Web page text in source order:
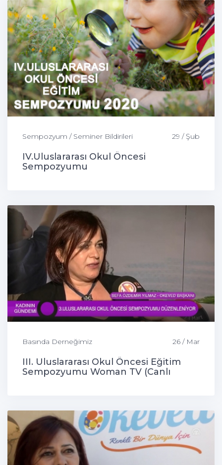
Sempozyum / Seminer Bildirileri 29 / Şub
IV.Uluslararası Okul Öncesi
Sempozyumu
Basında Derneğimiz 26 / Mar
III. Uluslararası Okul Öncesi Eğitim
Sempozyumu Woman TV (Canlı